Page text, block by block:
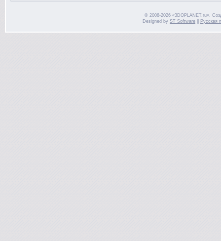
© 2008-2026 «3DOPLANET.ru».
Designed by ST Software Русская